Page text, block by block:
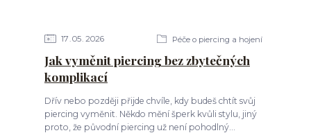
17 05 2026 Péče o piercing a hojení
Jak vyměnit piercing bez zbytečných
komplikací
Dřív nebo později přijde chvíle, kdy budeš chtít svůj
piercing vyměnit. Někdo mění šperk kvůli stylu, jiný
proto, že původní piercing už není pohodlný...